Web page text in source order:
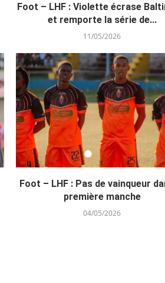
Foot – LHF : Violette écrase
et remporte la série de...
11/05/2026
Foot – LHF : Pas de vainqueur
première manche
04/05/2026